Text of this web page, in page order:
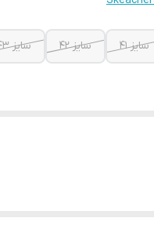
سایز 41 سایز 42 سایز 43